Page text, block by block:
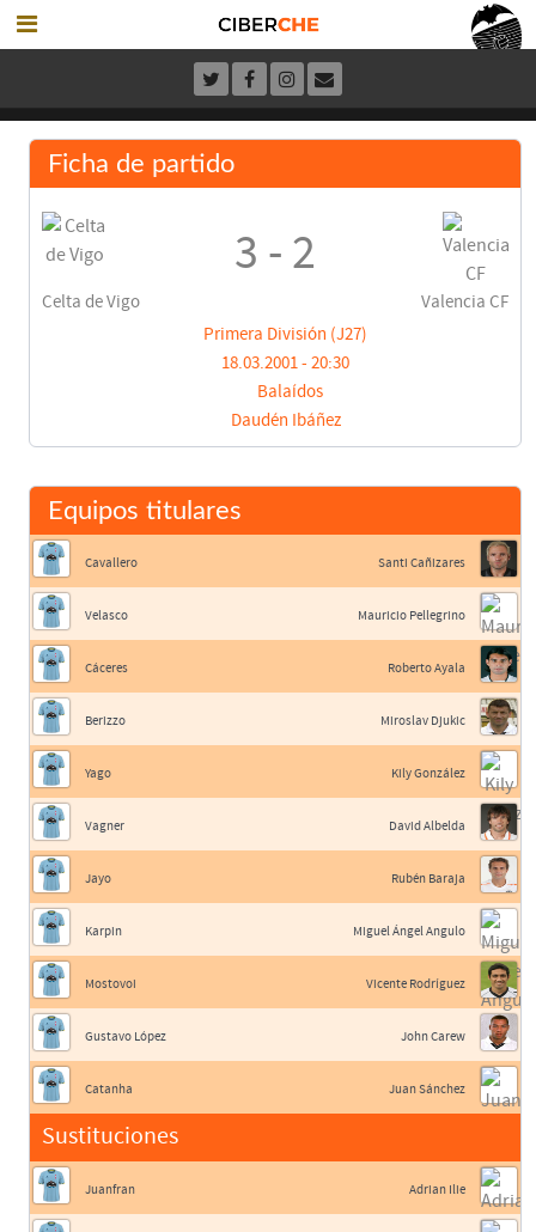
Ficha de partido
Celta de Vigo
3 - 2
Valencia CF
Primera División (J27)
18.03.2001 - 20:30
Balaídos
Daudén Ibáñez
Equipos titulares
Cavallero
Velasco
Cáceres
Berizzo
Yago
Vagner
Jayo
Karpin
Mostovoi
Gustavo López
Catanha
Sustituciones
Juanfran
Santi Cañizares
Mauricio Pellegrino
Roberto Ayala
Miroslav Djukic
Kily González
David Albelda
Rubén Baraja
Miguel Ángel Angulo
Vicente Rodríguez
John Carew
Juan Sánchez
Adrian Ilie